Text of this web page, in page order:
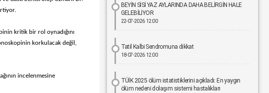
kritik bir rol oynadığını
korkulacak değil,
incelenmesine
BEYİN SİSİ YAZ AYLARINDA DAHA BELİRGİN HALE
GELEBİLİYOR
22-07-2026 12:00
Tatil Kalbi Sendromuna dikkat
18-07-2026 12:00
TÜİK 2025 ölüm istatistiklerini açıkladı: En yaygın
ölüm nedeni dolaşım sistemi hastalıkları